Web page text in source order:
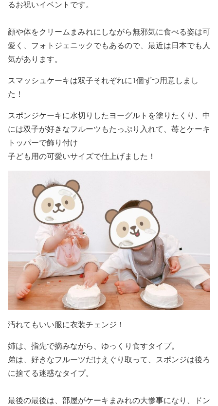
るお祝いイベント です。
顔や体をクリームまみれにしながら無邪気に食べる姿は可
愛く、フォトジェニックでもあるので、最近は日本でも人
気があります。
スマッシュケーキは双子それぞれに1個ずつ用意しまし
た！
スポンジケーキに水切りしたヨーグルト を塗りたくり、中
には双子が好きなフルーツもたっぷり入れて、苺とケーキ
トッパーで飾り付け
子ども用の可愛いサイズで仕上げました！
汚れてもいい服に衣装チェンジ！
姉は、指先で摘みながら、ゆっくり食すタイプ。
弟は、好きなフルーツだけえぐり取って、スポンジは後ろ
に捨てる迷惑なタイプ。
最後の最後は、部屋がケーキまみれの大惨事になり、ドン